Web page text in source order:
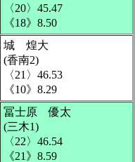
〈20〉45.47
《18》8.50
城 煌大
(香南2)
〈21〉46.53
《10》8.29
冨士原 優太
(三木1)
〈22〉46.54
《21》8.59